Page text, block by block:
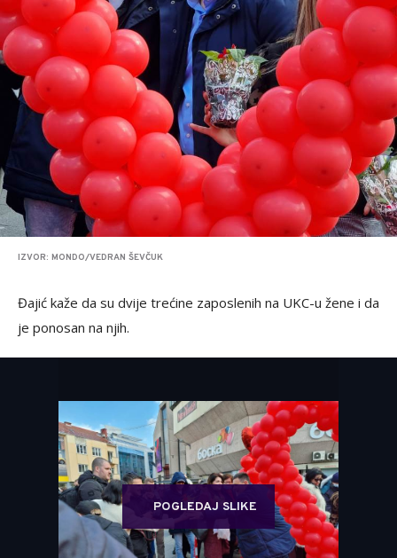
IZVOR: MONDO/VEDRAN ŠEVČUK
Đajić kaže da su dvije trećine zaposlenih na UKC-u žene i da
je ponosan na njih.
POGLEDAJ SLIKE